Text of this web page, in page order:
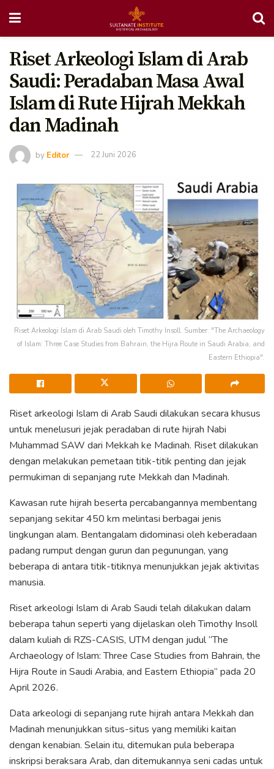
Riset Arkeologi Islam di Arab
Saudi: Peradaban Masa Awal
Islam di Rute Hijrah Mekkah
dan Madinah
by Editor 22 Juni 2026
Riset Arkeologi Islam di Arab Saudi oleh Timothy Insoll. Sumber: "The Archaeology
of Islam: Three Case Studies from Bahrain, the Hijra Route in Saudi Arabia, and
Eastern Ethiopia".
Riset arkeologi Islam di Arab Saudi dilakukan secara khusus
untuk menelusuri jejak peradaban di rute hijrah Nabi
Muhammad SAW dari Mekkah ke Madinah. Riset dilakukan
dengan melakukan pemetaan titik-titik penting dan jejak
permukiman di sepanjang rute Mekkah dan Madinah.
Kawasan rute hijrah beserta percabangannya membentang
sepanjang sekitar 450 km melintasi berbagai jenis
lingkungan alam. Bentangalam didominasi oleh keberadaan
padang rumput dengan gurun dan pegunungan, yang
beberapa di antara titik-titiknya menunjukkan jejak aktivitas
manusia.
Riset arkeologi Islam di Arab Saudi telah dilakukan dalam
beberapa tahun seperti yang dijelaskan oleh Timothy Insoll
dalam kuliah di RZS-CASIS, UTM dengan judul “The
Archaeology of Islam: Three Case Studies from Bahrain, the
Hijra Route in Saudi Arabia, and Eastern Ethiopia” pada 20
April 2026.
Data arkeologi di sepanjang rute hijrah antara Mekkah dan
Madinah menunjukkan situs-situs yang memiliki kaitan
dengan kenabian. Selain itu, ditemukan pula beberapa
inskripsi beraksara Arab, dan ditemukannya seni cadas untuk